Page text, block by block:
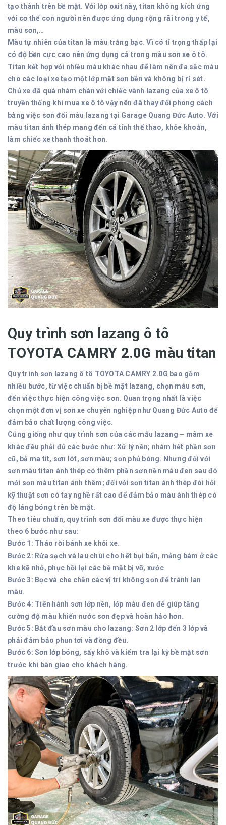
tạo thành trên bề mặt. Với lớp oxit này, titan không kích ứng
với cơ thể con người nên được ứng dụng rộng rãi trong y tế,
màu sơn,…
Màu tự nhiên của titan là màu trắng bạc. Vì có tỉ trọng thấp lại
có độ bền cực cao nên ứng dụng cả trong màu sơn xe ô tô.
Titan kết hợp với nhiều màu khác nhau để làm nên đa sắc màu
cho các loại xe tạo một lớp mặt sơn bền và không bị rỉ sét.
Chủ xe đã quá nhàm chán với chiếc vành lazang của xe ô tô
truyền thống khi mua xe ô tô vậy nên đã thay đổi phong cách
bằng việc sơn đổi màu lazang tại Garage Quang Đức Auto. Với
màu titan ánh thép mang đến cá tính thể thao, khỏe khoắn,
làm chiếc xe thanh thoát hơn.
Quy trình sơn lazang ô tô
TOYOTA CAMRY 2.0G màu titan
Quy trình sơn lazang ô tô TOYOTA CAMRY 2.0G bao gồm
nhiều bước, từ việc chuẩn bị bề mặt lazang, chọn màu sơn,
đến việc thực hiện công việc sơn. Quan trọng nhất là việc
chọn một đơn vị sơn xe chuyên nghiệp như Quang Đức Auto để
đảm bảo chất lượng công việc.
Cũng giống như quy trình sơn của các mẫu lazang – mâm xe
khác đều phải đủ các bước như: Xử lý nền; nhám hết phần sơn
cũ, bả ma tít, sơn lót, sơn màu; sơn phủ bóng. Nhưng đối với
sơn màu titan ánh thép có thêm phần sơn nền màu đen sau đó
mới sơn màu titan ánh thêm; đối với sơn titan ánh thép đòi hỏi
kỹ thuật sơn có tay nghề rất cao để đảm bảo màu ánh thép có
độ láng bóng trên bề mặt.
Theo tiêu chuẩn, quy trình sơn đổi màu xe được thực hiện
theo 6 bước như sau:
Bước 1: Tháo rời bánh xe khỏi xe.
Bước 2: Rửa sạch và lau chùi cho hết bụi bẩn, mảng bám ở các
khe kẽ nhỏ, phục hồi lại các bề mặt bị vỡ, xước
Bước 3: Bọc và che chắn các vị trí không sơn để tránh lan
màu.
Bước 4: Tiến hành sơn lớp nền, lớp màu đen để giúp tăng
cường độ màu khiến nước sơn đẹp và hoàn hảo hơn.
Bước 5: Bắt đầu sơn màu cho lazang: Sơn 2 lớp đến 3 lớp và
phải đảm bảo phun tơi và đồng đều.
Bước 6: Sơn lớp bóng, sấy khô và kiểm tra lại kỹ bề mặt sơn
trước khi bàn giao cho khách hàng.